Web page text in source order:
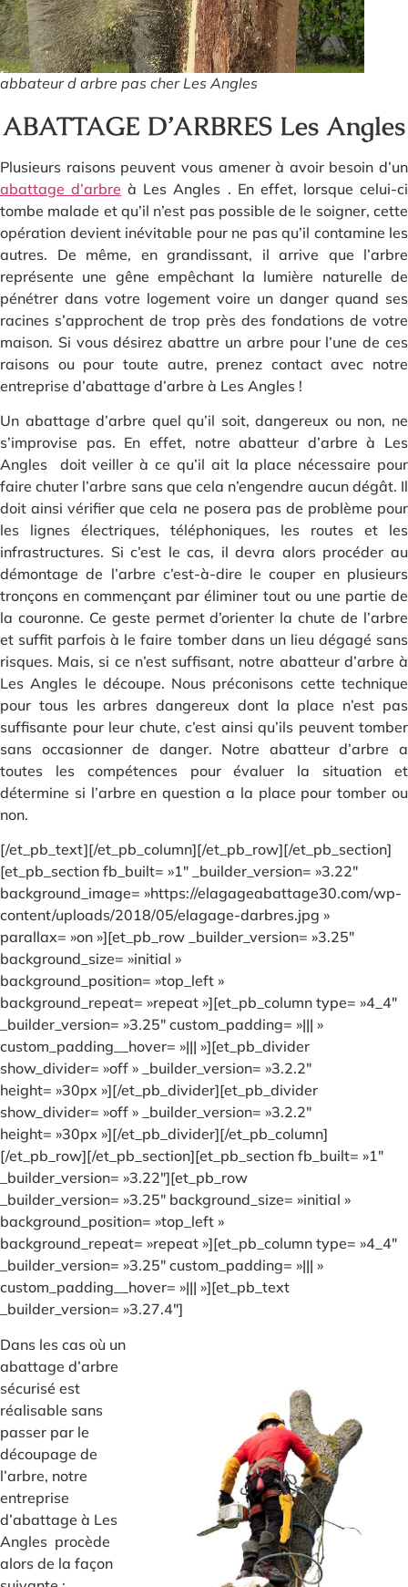
abbateur d arbre pas cher Les Angles
ABATTAGE D’ARBRES Les Angles
Plusieurs raisons peuvent vous amener à avoir besoin d’un
abattage d’arbre à Les Angles . En effet, lorsque celui-ci
tombe malade et qu’il n’est pas possible de le soigner, cette
opération devient inévitable pour ne pas qu’il contamine les
autres. De même, en grandissant, il arrive que l’arbre
représente une gêne empêchant la lumière naturelle de
pénétrer dans votre logement voire un danger quand ses
racines s’approchent de trop près des fondations de votre
maison. Si vous désirez abattre un arbre pour l’une de ces
raisons ou pour toute autre, prenez contact avec notre
entreprise d’abattage d’arbre à Les Angles !
Un abattage d’arbre quel qu’il soit, dangereux ou non, ne
s’improvise pas. En effet, notre abatteur d’arbre à Les
Angles doit veiller à ce qu’il ait la place nécessaire pour
faire chuter l’arbre sans que cela n’engendre aucun dégât. Il
doit ainsi vérifier que cela ne posera pas de problème pour
les lignes électriques, téléphoniques, les routes et les
infrastructures. Si c’est le cas, il devra alors procéder au
démontage de l’arbre c’est-à-dire le couper en plusieurs
tronçons en commençant par éliminer tout ou une partie de
la couronne. Ce geste permet d’orienter la chute de l’arbre
et suffit parfois à le faire tomber dans un lieu dégagé sans
risques. Mais, si ce n’est suffisant, notre abatteur d’arbre à
Les Angles le découpe. Nous préconisons cette technique
pour tous les arbres dangereux dont la place n’est pas
suffisante pour leur chute, c’est ainsi qu’ils peuvent tomber
sans occasionner de danger. Notre abatteur d’arbre a
toutes les compétences pour évaluer la situation et
détermine si l’arbre en question a la place pour tomber ou
non.
[/et_pb_text][/et_pb_column][/et_pb_row][/et_pb_section]
[et_pb_section fb_built= »1″ _builder_version= »3.22″
background_image= »https://elagageabattage30.com/wp-
content/uploads/2018/05/elagage-darbres.jpg »
parallax= »on »][et_pb_row _builder_version= »3.25″
background_size= »initial »
background_position= »top_left »
background_repeat= »repeat »][et_pb_column type= »4_4″
_builder_version= »3.25″ custom_padding= »||| »
custom_padding__hover= »||| »][et_pb_divider
show_divider= »off » _builder_version= »3.2.2″
height= »30px »][/et_pb_divider][et_pb_divider
show_divider= »off » _builder_version= »3.2.2″
height= »30px »][/et_pb_divider][/et_pb_column]
[/et_pb_row][/et_pb_section][et_pb_section fb_built= »1″
_builder_version= »3.22″][et_pb_row
_builder_version= »3.25″ background_size= »initial »
background_position= »top_left »
background_repeat= »repeat »][et_pb_column type= »4_4″
_builder_version= »3.25″ custom_padding= »||| »
custom_padding__hover= »||| »][et_pb_text
_builder_version= »3.27.4″]
Dans les cas où un
abattage d’arbre
sécurisé est
réalisable sans
passer par le
découpage de
l’arbre, notre
entreprise
d’abattage à Les
Angles procède
alors de la façon